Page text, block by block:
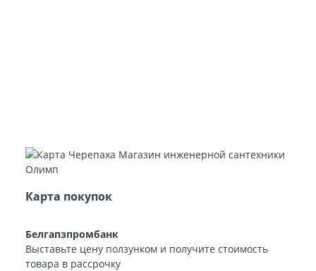
Карта покупок
Белгапзпромбанк
Выставьте цену ползунком и получите стоимость
товара в рассрочку